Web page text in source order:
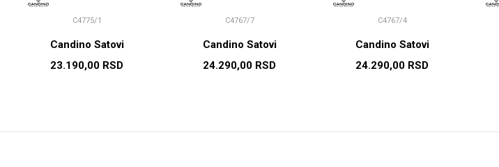
C4775/1
Candino Satovi
23.190,00 RSD
C4767/7
Candino Satovi
24.290,00 RSD
C4767/4
Candino Satovi
24.290,00 RSD